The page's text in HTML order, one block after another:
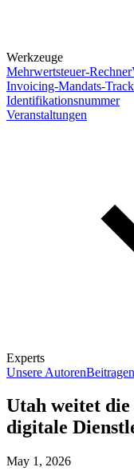
Werkzeuge
Mehrwertsteuer-Rechner
Invoicing-Mandats-
Identifikationsnummer
Veranstaltungen
Experts
Unsere Autoren
Utah weitet die
digitale
May 1, 2026